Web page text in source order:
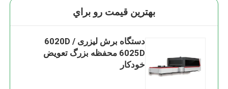
بهترين قيمت رو براي
دستگاه برش لیزری 6020D /
6025D محفظه بزرگ تعویض
خودکار